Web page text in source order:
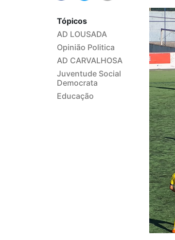
Tópicos
AD LOUSADA
Opinião Politica
AD CARVALHOSA
Juventude Social
Democrata
Educação